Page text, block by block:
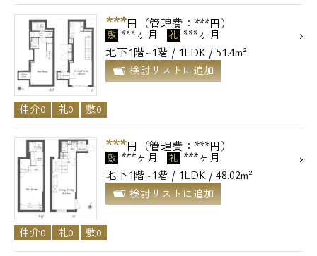
***円（管理費：***円）
敷 ***ヶ月 礼 ***ヶ月
地下1階~1階 / 1LDK / 51.4m²
検討リストに追加
仲介0 礼0 敷0
***円（管理費：***円）
敷 ***ヶ月 礼 ***ヶ月
地下1階~1階 / 1LDK / 48.02m²
検討リストに追加
仲介0 礼0 敷0